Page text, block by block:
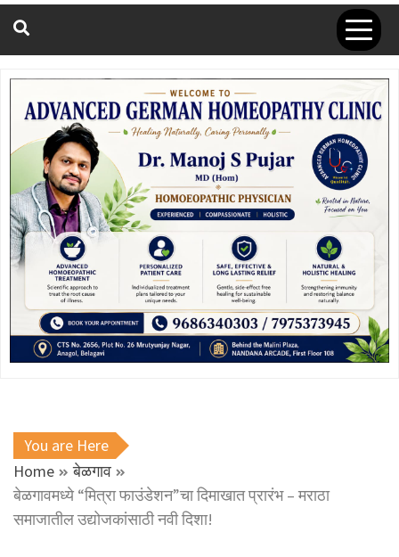
You are Here
Home
बेळगाव
बेळगावमध्ये “मित्रा फाउंडेशन”चा दिमाखात प्रारंभ – मराठा
समाजातील उद्योजकांसाठी नवी दिशा!